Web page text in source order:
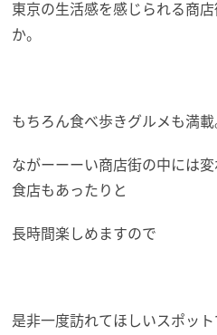
東京の生活感を感じられる商
か。
もちろん食べ歩きグルメも満載
ながーーーい商店街の中には
食店もあったりと
長時間楽しめますので
是非一度訪れてほしいスポット